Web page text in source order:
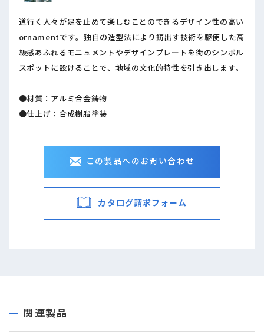
道行く人々が足を止めて楽しむことのできるデザイン性の高い
ornamentです。独自の造型法により鋳出す技術を駆使した高
級感あふれるモニュメントやデザインプレートを街のシンボル
スポットに設けることで、地域の文化的特性を引き出します。
●材質：アルミ合金鋳物
●仕上げ：合成樹脂塗装
この製品へのお問い合わせ
カタログ請求フォーム
関連製品